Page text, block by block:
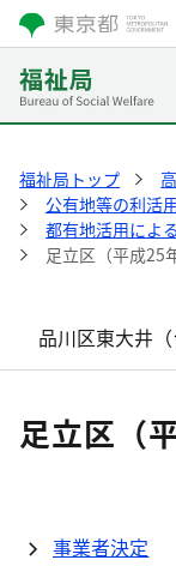
福祉局トップ
公有地等の利活
都有地活用によ
足立区（平成25
品川区東大井
足立区（
事業者決定